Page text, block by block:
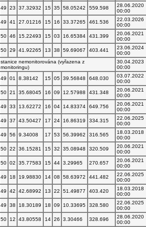
49 23 37.32932 15 35 58.05242 559.598
28.06.2020
00:00
49 41 27.01216 15 16 33.37265 461.536
22.03.2026
00:00
50 46 15.22493 15 03 16.65384 431.399
20.06.2021
00:00
50 29 41.92265 13 38 59.69067 403.441
23.06.2024
00:00
stanice nemonitorována (vyřazena z
monitoringu)
30.04.2023
00:00
49 01 8.38142 15 05 39.56848 648.030
03.07.2022
00:00
50 21 35.68045 16 09 12.57988 431.348
20.06.2021
00:00
49 33 13.62272 16 04 14.83374 649.756
20.06.2021
00:00
49 37 43.50427 17 24 16.86319 334.315
22.06.2025
00:00
49 56 9.34008 17 53 56.39962 316.565
18.03.2018
00:00
50 22 36.15281 15 32 35.08948 320.509
20.06.2021
00:00
50 02 35.77583 15 44 3.29965 270.657
20.06.2021
00:00
49 18 19.98830 14 08 58.63972 441.482
22.06.2025
00:00
49 42 42.68992 13 22 51.49877 403.420
18.03.2018
00:00
49 38 18.30189 18 09 10.33695 328.580
22.06.2025
00:00
50 12 43.80558 14 26 3.30466 328.696
28.06.2020
00:00